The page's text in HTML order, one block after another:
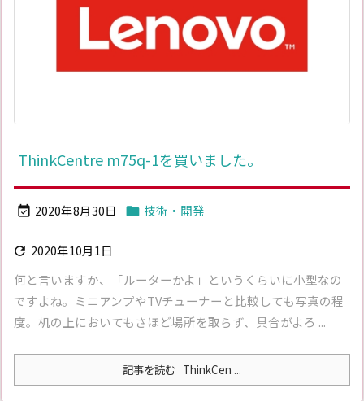
ThinkCentre m75q-1を買いました。
 2020年8月30日  技術・開発
 2020年10月1日
何と言いますか、「ルーターかよ」というくらいに小型なの
ですよね。ミニアンプやTVチューナーと比較しても写真の程
度。机の上においてもさほど場所を取らず、具合がよろ ...
記事を読む ThinkCen ...